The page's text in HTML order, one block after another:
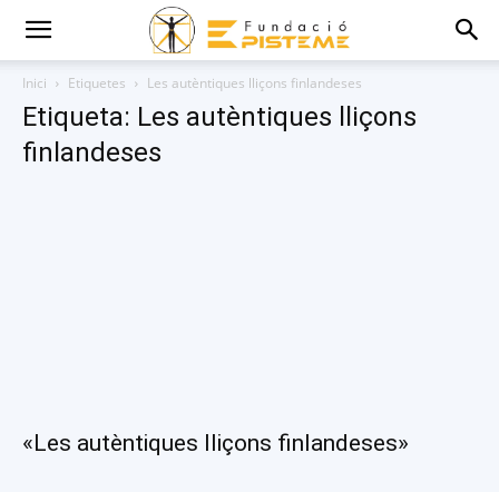
Inici Etiquetes Les autèntiques lliçons finlandeses
Etiqueta: Les autèntiques lliçons
finlandeses
«Les autèntiques lliçons finlandeses»